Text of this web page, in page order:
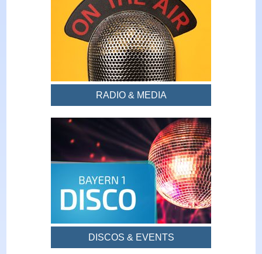
RADIO & MEDIA
DISCOS & EVENTS